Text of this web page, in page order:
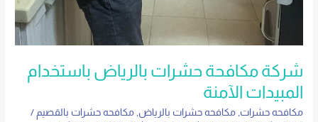
شركة مكافحة حشرات بالرياض باستخدام
المبيدات الآمنة
مكافحه حشرات,مكافحه حشرات بالرياض,مكافحه حشرات بالقصيم /